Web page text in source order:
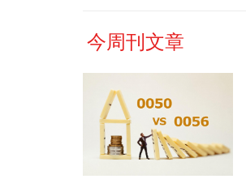
今周刊文章